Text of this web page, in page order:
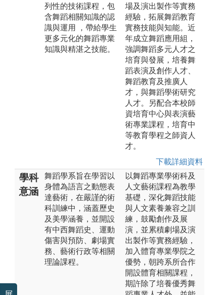
列性的技術課程，包
含舞蹈相關知識的認
識與運用 ，帶給學生
更多元化的舞蹈專業
知識與精湛之技能。
場及演出製作等實務
經驗，拓展舞蹈教育
實務技能與知能。近
年成立舞蹈應用組，
強調舞蹈多元人才之
培育與發展，培養舞
蹈表演及創作人才、
舞蹈教育及推廣人
才，與舞蹈學術研究
人才。另配合本校師
資培育中心與表演藝
術專業課程，培育中
等教育學程之師資人
才。
下載詳細資料
學科
意涵
舞蹈學系旨在學習以
身體為語言之動態表
達藝術，在嚴謹的術
科訓練中，涵蓋歷史
及美學涵養，並開設
有中西舞蹈史、運動
傷害與預防、劇場實
務、藝術行政等相關
理論課程。
以舞蹈專業學術科及
人文藝術課程為教學
基礎，深化舞蹈技能
與人文素養兼容之訓
練，鼓勵創作及展
演，並累積劇場及演
出製作等實務經驗，
加入體育專業學院之
優勢，朝跨系所合作
開設體育相關課程，
期許除了培養優秀舞